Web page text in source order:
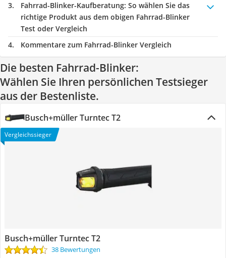
Fahrrad-Blinker-Kaufberatung: So wählen Sie das
richtige Produkt aus dem obigen Fahrrad-Blinker
Test oder Vergleich
Kommentare zum Fahrrad-Blinker Vergleich
Die besten Fahrrad-Blinker:
Wählen Sie Ihren persönlichen Testsieger
aus der Bestenliste.
Busch+müller Turntec T2
Vergleichssieger
Busch+müller Turntec T2
38 Bewertungen